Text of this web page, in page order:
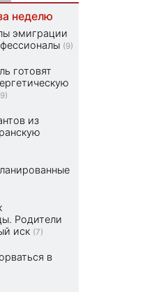
неделю
эмиграции
(9)
готовят
из
Родители
иск (7)
в